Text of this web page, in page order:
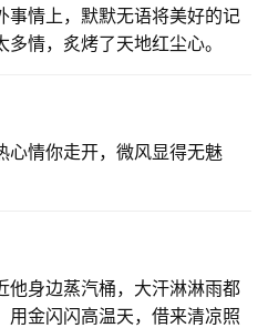
事情上，默默无语将美好的记
情，炙烤了天地红尘心。
心情你走开，微风显得无魅
他身边蒸汽桶，大汗淋淋雨都
用金闪闪高温天，借来清凉照